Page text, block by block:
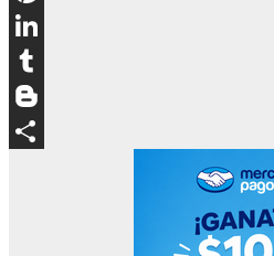
Pinterest
LinkedIn
Tumblr
Blogger